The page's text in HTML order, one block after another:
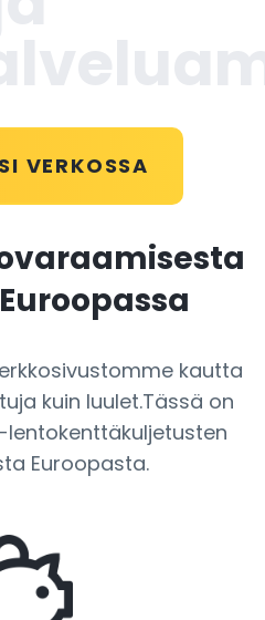
VERKOSSA
kautta
kuin luulet.Tässä on
Euroopasta.